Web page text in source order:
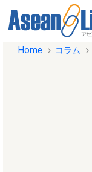
Home コラム